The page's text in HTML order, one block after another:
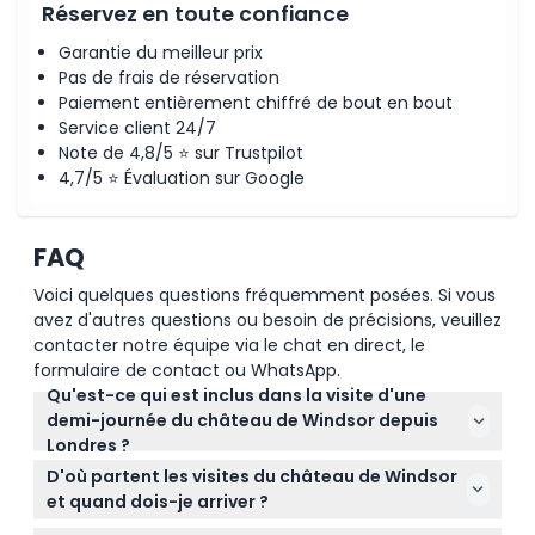
Réservez en toute confiance
Garantie du meilleur prix
Pas de frais de réservation
Paiement entièrement chiffré de bout en bout
Service client 24/7
Note de 4,8/5 ⭐ sur Trustpilot
4,7/5 ⭐ Évaluation sur Google
FAQ
Voici quelques questions fréquemment posées. Si vous
avez d'autres questions ou besoin de précisions, veuillez
contacter notre équipe via le chat en direct, le
formulaire de contact ou WhatsApp.
Qu'est-ce qui est inclus dans la visite d'une
demi-journée du château de Windsor depuis
Londres ?
La visite comprend l'entrée au château de Windsor,
l'accès à la chapelle Saint-Georges et un
audioguide multilingue pour vous aider à explorer
D'où partent les visites du château de Windsor
et quand dois-je arriver ?